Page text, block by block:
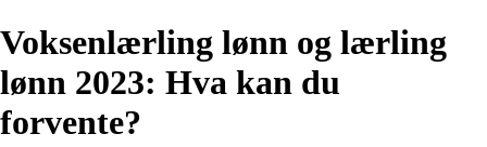
Voksenlærling lønn og lærling
lønn 2023: Hva kan du
forvente?